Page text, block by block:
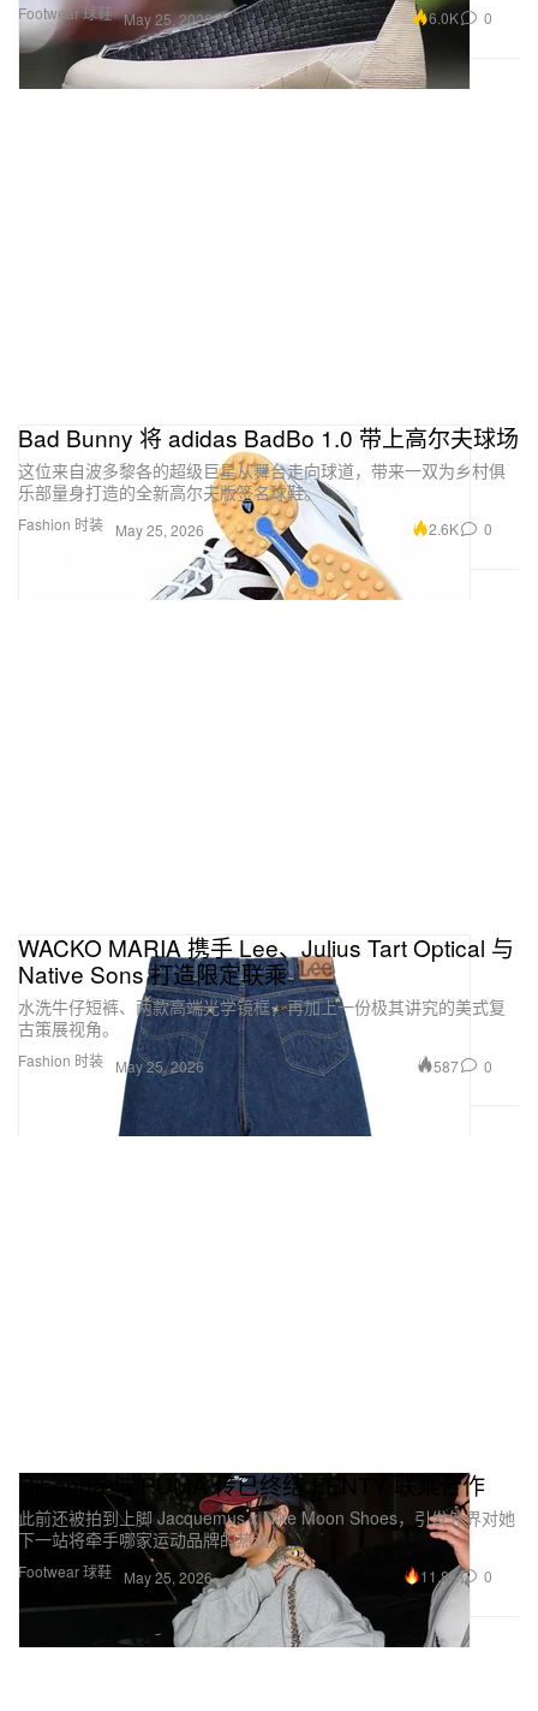
Footwear 球鞋 May 25, 2026 6.0K 0
Fashion 时装
Bad Bunny 将 adidas BadBo 1.0 带上高尔夫球场
这位来自波多黎各的超级巨星从舞台走向球道，带来一双为乡村俱
乐部量身打造的全新高尔夫版签名球鞋。
May 25, 2026 2.6K 0
Fashion 时装
WACKO MARIA 携手 Lee、Julius Tart Optical 与
Native Sons 打造限定联乘
水洗牛仔短裤、两款高端光学镜框，再加上一份极其讲究的美式复
古策展视角。
May 25, 2026 587 0
Footwear 球鞋
Rihanna 与 PUMA 传已终结 FENTY 联乘合作
此前还被拍到上脚 Jacquemus x Nike Moon Shoes，引发外界对她
下一站将牵手哪家运动品牌的热议。
May 25, 2026 11.8K 0